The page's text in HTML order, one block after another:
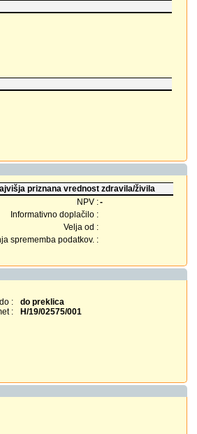
priznana vrednost zdravila/živila
NPV :-
Informativno doplačilo :
Velja od :
sprememba podatkov. :
:
do preklica
:
H/19/02575/001